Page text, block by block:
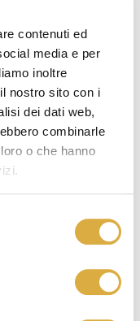
contenuti ed
media e per
inoltre
nostro sito con i
dei dati web,
combinarle
o che hanno
Entrata utile
-